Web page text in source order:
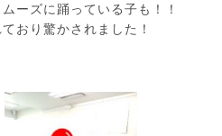
ーズに踊っている子も！！
おり驚かされました！